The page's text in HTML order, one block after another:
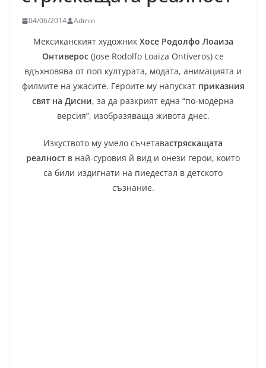
04/06/2014 Admin
Мексиканският художник Хосе Родолфо Лоаиза
Онтиверос (Jose Rodolfo Loaiza Ontiveros) се
вдъхновява от поп културата, модата, анимацията и
филмите на ужасите. Героите му напускат приказния
свят на Дисни, за да разкрият една “по-модерна
версия”, изобразяваща живота днес.
Изкуството му умело съчетавастряскащата
реалност в най-суровия й вид и онези герои, които
са били издигнати на пиедестал в детското
съзнание.